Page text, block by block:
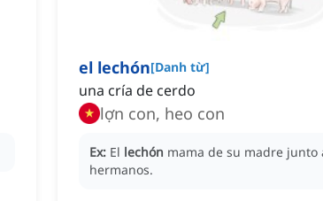
el lechón[Danh từ]
una cría de cerdo
lợn con, heo con
Ex: El lechón mama de su madre junto
hermanos.